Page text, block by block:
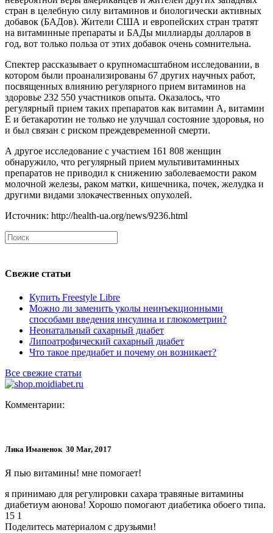
стран в целебную силу витаминов и биологически активных
добавок (БАДов). Жители США и европейских стран тратят
на витаминные препараты и БАДы миллиарды долларов в
год, вот только польза от этих добавок очень сомнительна.
Спектер рассказывает о крупномасштабном исследовании, в
котором были проанализированы 67 других научных работ,
посвященных влиянию регулярного прием витаминов на
здоровье 232 550 участников опыта. Оказалось, что
регулярный прием таких препаратов как витамин А, витамин
Е и бетакаротин не только не улучшал состояние здоровья, но
и был связан с риском преждевременной смерти.
А другое исследование с участием 161 808 женщин
обнаружило, что регулярный прием мультивитаминных
препаратов не приводил к снижению заболеваемости раком
молочной железы, раком матки, кишечника, почек, желудка и
другими видами злокачественных опухолей.
Источник: http://health-ua.org/news/9236.html
Свежие статьи
Купить Freestyle Libre
Можно ли заменить уколы неинъекционными
способами введения инсулина и глюкометрии?
Неонатальный сахарный диабет
Липоатрофический сахарный диабет
Что такое предиабет и почему он возникает?
Все свежие статьи
Комментарии:
Лика Иманенок 30 Mar, 2017
Я пью витамины! мне помогает!
я принимаю для регулировки сахара травяные витамины
диабетиум аюнова! Хорошо помогают диабетика обоего типа.
15 1
Поделитесь материалом с друзьями!